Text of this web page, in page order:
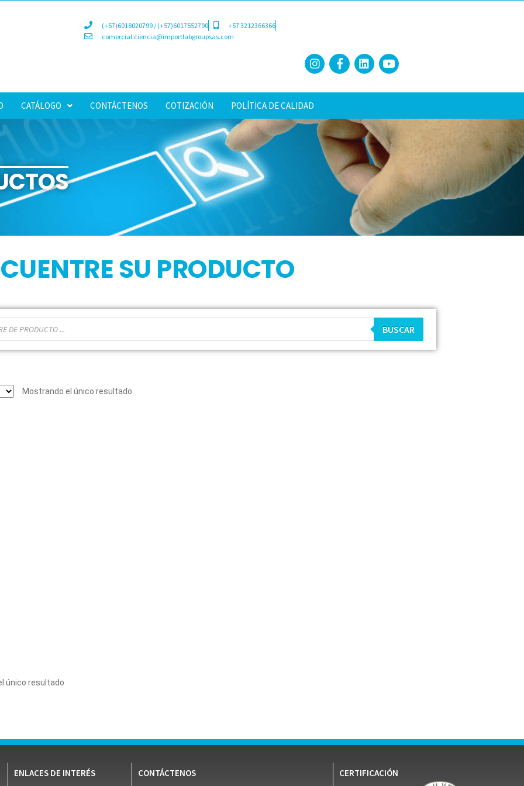
(+57)6018020799 / (+57)6017552790
+57 3212366366
comercial.ciencia@importlabgroupsas.com
CATÁLOGO CONTÁCTENOS COTIZACIÓN POLÍTICA DE CALIDAD
SU PRODUCTO
BUSCAR
Mostrando el único resultado
único resultado
ENLACES DE INTERÉS CONTÁCTENOS CERTIFICACIÓN